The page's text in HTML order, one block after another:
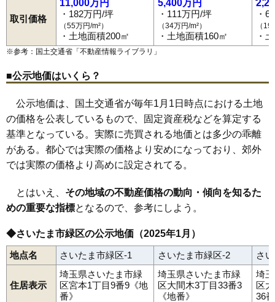
取引価格
11,000万円
・182万円/坪
（55万円/m²）
・土地面積200㎡
5,400万円
・111万円/坪
（34万円/m²）
・土地面積160㎡
・
（
・
※参考：国土交通省「不動産情報ライブラリ 」
■公示地価はいくら？
公示地価は、国土交通省が毎年1月1日時点における土地
の価格を公表しているもので、固定資産税などを算定する
基準となっている。実際に売買される地価とは多少の乖離
がある。都心では実際の価格より安めになっており、郊外
では実際の価格より高めに設定されてる。
とはいえ、 その地域の不動産価格の動向・傾向を知るた
めの重要な指標となるので、参考にしよう。
◆さいたま市緑区の公示地価（2025年1月）
地点名 さいたま市緑区-1 さいたま市緑区-2 さ
住居表示
埼玉県さいたま市緑
区宮本1丁目9番9《地
番》
埼玉県さいたま市緑
区大間木3丁目33番3
《地番》
埼
区
36
大間木上野田 道祖土芝原下野田
大門代山 高畑寺山 中尾中野田 南部領辻原山馬場東浦和
東大門
松木間宮三浦見沼 山崎美園
東浦和駅 浦和美園駅